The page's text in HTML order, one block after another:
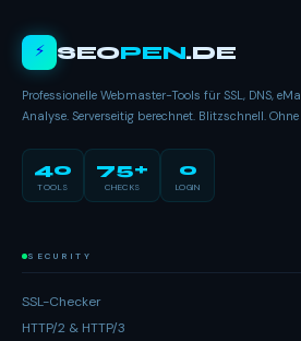
⚡ SEOPEN.DE
Professionelle Webmaster-Tools für SSL, DNS,
Analyse. Serverseitig berechnet. Blitzschnell.
40
TOOLS
75+
CHECKS
0
LOGIN
SECURITY
SSL-Checker
HTTP/2 & HTTP/3